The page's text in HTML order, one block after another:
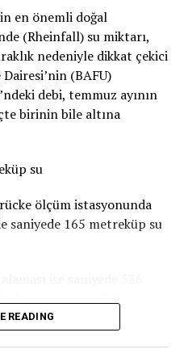
olmadığını belirtiyor.
şehir merkezindeki ve
vakit geçirmek için
alanlardaki oyun
dikkat çekiyor.
verilerine göre şu
temiz çocuk parkı
parkında yaklaşık iki ay
kirlilikte belirgin bir
uzun vadeli
belirtiliyor.
en önemli doğal
(Rheinfall) su miktarı,
nedeniyle dikkat çekici
(BAFU)
debi, temmuz ayının
birinin bile altına
su
ölçüm istasyonunda
saniyede 165 metreküp su
seviyenin yaklaşık
READING